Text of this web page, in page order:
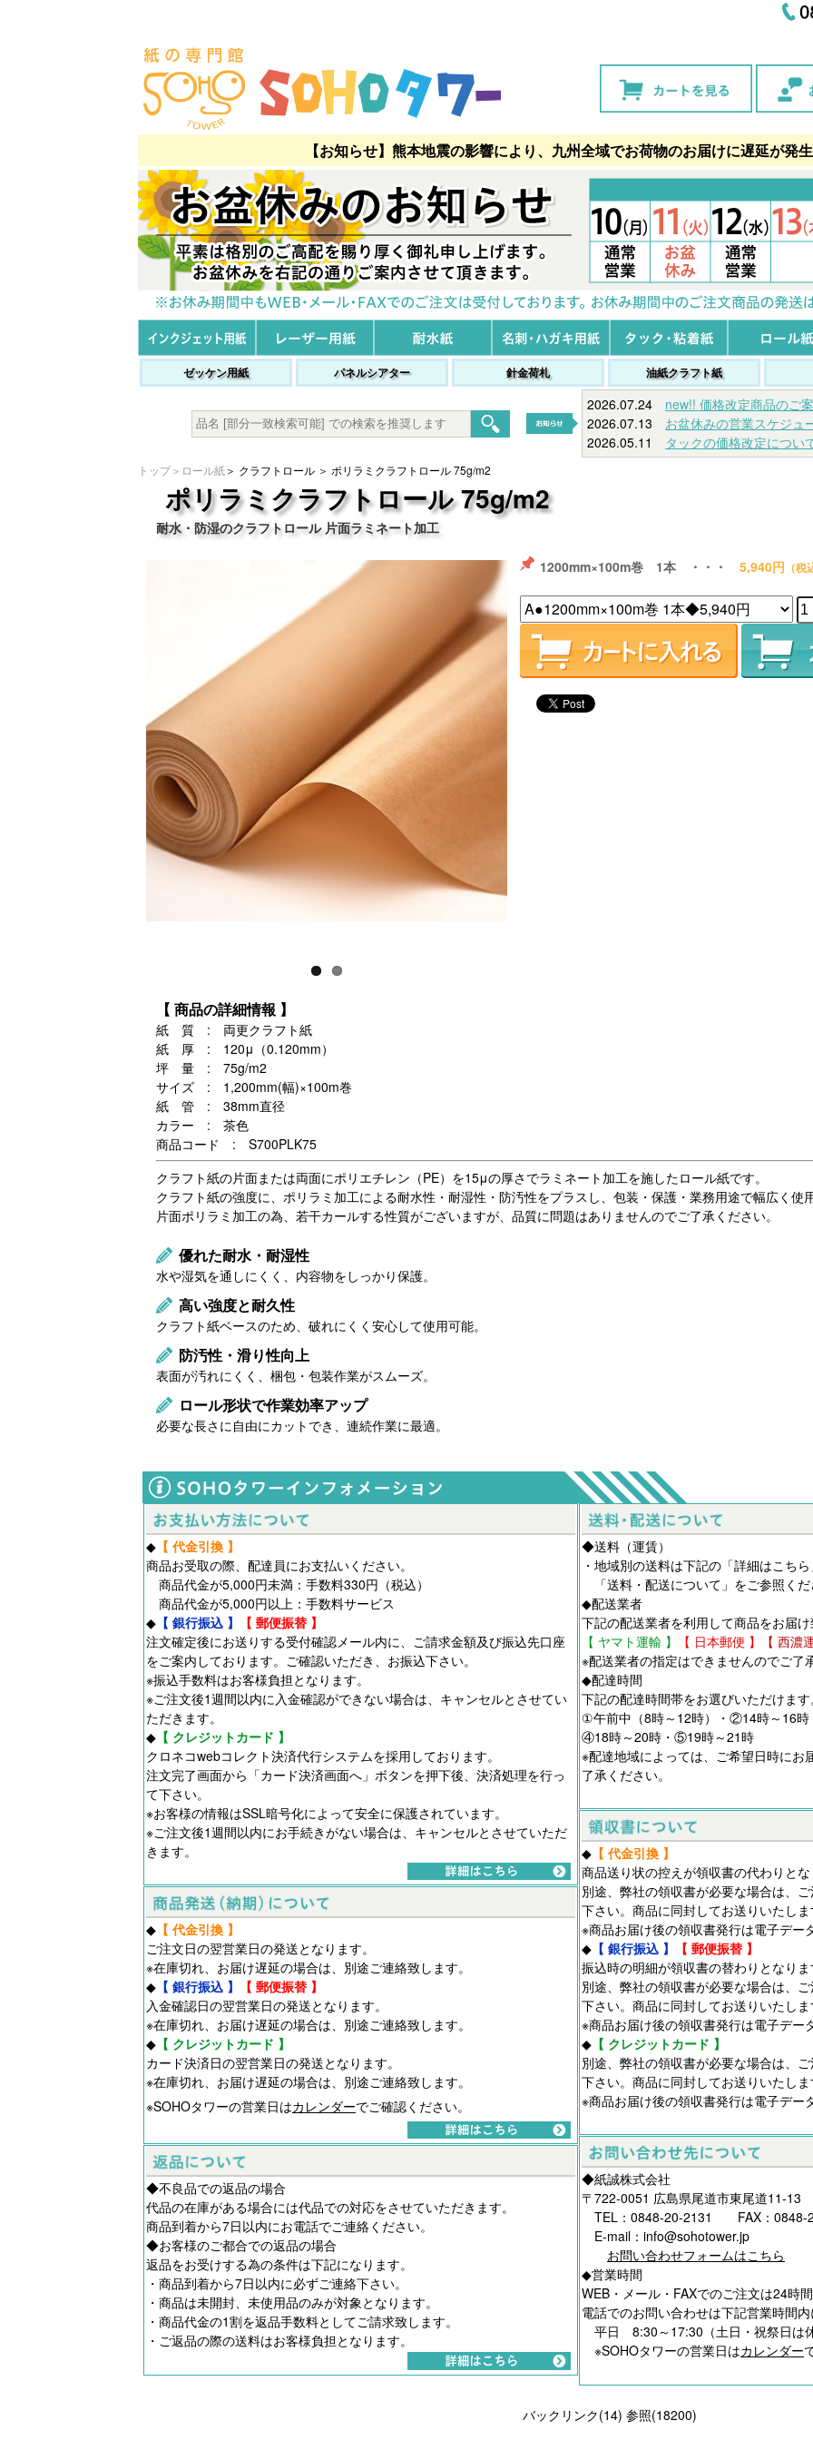
【お知らせ】熊本地震の影響により、九州全域でお荷物のお届けに遅延が発生
ゼッケン用紙 パネルシアター 針金荷札 油紙クラフト紙
2026.07.24 new!! 価格改定商品のご
2026.07.13 お盆休みの営業スケジュ
2026.05.11 タックの価格改定につい
トップ＞ ロール紙＞ クラフトロール ＞ ポリラミクラフトロール 75g/m2
ポリラミクラフトロール 75g/m2
耐水・防湿のクラフトロール 片面ラミネート加工
1200mm×100m巻 1本 ・・・ 5,940円 （税
【 商品の詳細情報 】
紙 質 : 両更クラフト紙
紙 厚 : 120μ（0.120mm）
坪 量 : 75g/m2
サイズ : 1,200mm(幅)×100m巻
紙 管 : 38mm直径
カラー : 茶色
商品コード : S700PLK75
クラフト紙の片面または両面にポリエチレン（PE）を15μの厚さでラミネート加工を施したロール紙です。
クラフト紙の強度に、ポリラミ加工による耐水性・耐湿性・防汚性をプラスし、包装・保護・業務用途で幅広く使
片面ポリラミ加工の為、若干カールする性質がございますが、品質に問題はありませんのでご了承ください。
優れた耐水・耐湿性
水や湿気を通しにくく、内容物をしっかり保護。
高い強度と耐久性
クラフト紙ベースのため、破れにくく安心して使用可能。
防汚性・滑り性向上
表面が汚れにくく、梱包・包装作業がスムーズ。
ロール形状で作業効率アップ
必要な長さに自由にカットでき、連続作業に最適。
◆ 【 代金引換 】
商品お受取の際、配達員にお支払いください。
商品代金が5,000円未満：手数料330円（税込）
商品代金が5,000円以上：手数料サービス
◆ 【 銀行振込 】
【 郵便振替 】
注文確定後にお送りする受付確認メール内に、ご請求金額及び振込先口座
をご案内しております。ご確認いただき、お振込下さい。
※振込手数料はお客様負担となります。
※ご注文後1週間以内に入金確認ができない場合は、キャンセルとさせてい
ただきます。
◆ 【 クレジットカード 】
クロネコwebコレクト決済代行システムを採用しております。
注文完了画面から「カード決済画面へ」ボタンを押下後、決済処理を行っ
て下さい。
※お客様の情報はSSL暗号化によって安全に保護されています。
※ご注文後1週間以内にお手続きがない場合は、キャンセルとさせていただ
きます。
◆ 【 代金引換 】
ご注文日の翌営業日の発送となります。
※在庫切れ、お届け遅延の場合は、別途ご連絡致します。
◆ 【 銀行振込 】
【 郵便振替 】
入金確認日の翌営業日の発送となります。
※在庫切れ、お届け遅延の場合は、別途ご連絡致します。
◆ 【 クレジットカード 】
カード決済日の翌営業日の発送となります。
※在庫切れ、お届け遅延の場合は、別途ご連絡致します。
※SOHOタワーの営業日はカレンダーでご確認ください。
◆不良品での返品の場合
代品の在庫がある場合には代品での対応をさせていただきます。
商品到着から7日以内にお電話でご連絡ください。
◆お客様のご都合での返品の場合
返品をお受けする為の条件は下記になります。
・商品到着から7日以内に必ずご連絡下さい。
・商品は未開封、未使用品のみが対象となります。
・商品代金の1割を返品手数料としてご請求致します。
・ご返品の際の送料はお客様負担となります。
◆送料（運賃）
・地域別の送料は下記の「詳細はこちら
「送料・配送について 」をご参照くだ
◆配送業者
下記の配送業者を利用して商品をお届け
【 ヤマト運輸 】
【 日本郵便 】 【 西濃
※配送業者の指定はできませんのでご了
◆配達時間
下記の配達時間帯をお選びいただけます
①午前中（8時～12時）・②14時～16
④18時～20時・⑤19時～21時
※配達地域によっては、ご希望日時にお
了承ください。
◆ 【 代金引換 】
商品送り状の控えが領収書の代わりとな
別途、弊社の領収書が必要な場合は、
下さい。商品に同封してお送りいたしま
※商品お届け後の領収書発行は電子デー
◆ 【 銀行振込 】
【 郵便振替 】
振込時の明細が領収書の替わりとなりま
別途、弊社の領収書が必要な場合は、
下さい。商品に同封してお送りいたしま
※商品お届け後の領収書発行は電子デー
◆ 【 クレジットカード 】
別途、弊社の領収書が必要な場合は、
下さい。商品に同封してお送りいたしま
※商品お届け後の領収書発行は電子デー
◆紙誠株式会社
〒722-0051 広島県尾道市東尾道11-13
TEL：0848-20-2131 FAX：0848-
E-mail：info@sohotower.jp
お問い合わせフォームはこちら
◆営業時間
WEB・メール・FAXでのご注文は24時間
電話でのお問い合わせは下記営業時間内
平日 8:30～17:30（土日・祝祭日は休
※SOHOタワーの営業日はカレンダー
バックリンク(14) 参照(18200)